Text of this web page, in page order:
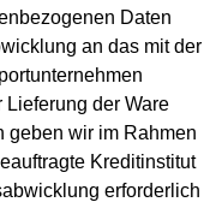
Daten
an das mit der
der Ware
geben wir im Rahmen
Kreditinstitut
erforderlich